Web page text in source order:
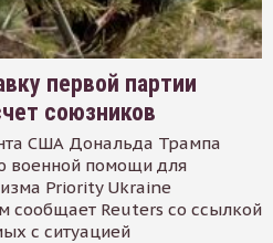
первой партии
союзников
США Дональда Трампа
военной помощи для
Priority Ukraine
сообщает Reuters со ссылкой
с ситуацией